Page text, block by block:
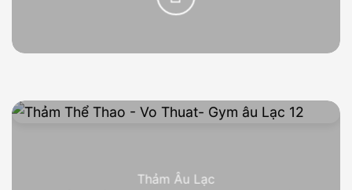
Thảm Âu Lạc